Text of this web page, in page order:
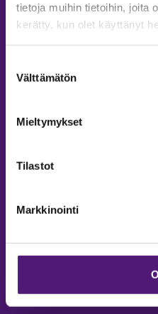
tietoja muihin tietoihin, joita
kerätty, kun olet käyttänyt
valinta
Välttämätön
Mieltymykset
Tilastot
Markkinointi